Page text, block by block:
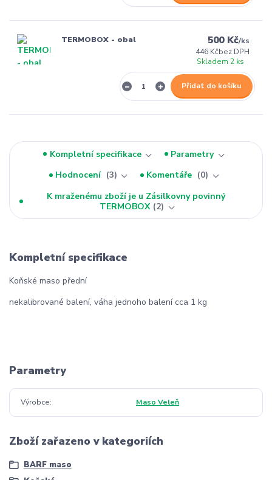
TERMOBOX - obal 500 Kč/ks
446 Kčbez DPH
Skladem 2 ks
Přidat do košíku
Kompletní specifikace
Parametry
Hodnocení
3 Komentáře
0
K mraženému zboží je u Zásilkovny povinný
TERMOBOX 2
Kompletní specifikace
Koňské maso přední
nekalibrované balení, váha jednoho balení cca 1 kg
Parametry
Výrobce Maso Veleň
Zboží zařazeno v kategoriích
BARF maso